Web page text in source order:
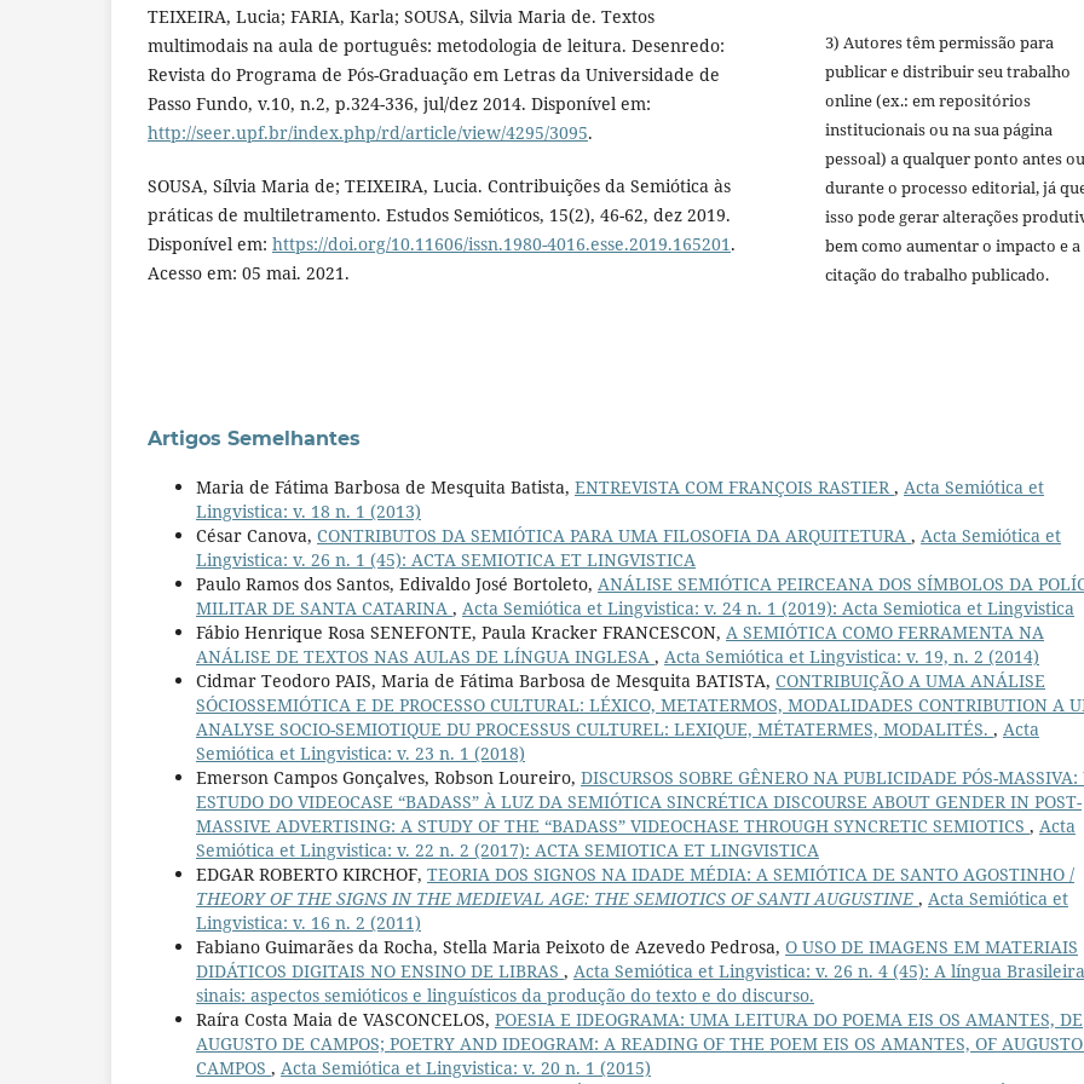
TEIXEIRA, Lucia; FARIA, Karla; SOUSA, Silvia Maria de. Textos
multimodais na aula de português: metodologia de leitura. Desenredo:
Revista do Programa de Pós-Graduação em Letras da Universidade de
Passo Fundo, v.10, n.2, p.324-336, jul/dez 2014. Disponível em:
http://seer.upf.br/index.php/rd/article/view/4295/3095.
SOUSA, Sílvia Maria de; TEIXEIRA, Lucia. Contribuições da Semiótica às
práticas de multiletramento. Estudos Semióticos, 15(2), 46-62, dez 2019.
Disponível em: https://doi.org/10.11606/issn.1980-4016.esse.2019.165201 .
Acesso em: 05 mai. 2021.
3) Autores têm permissão para
publicar e distribuir seu trabalho
online (ex.: em repositórios
institucionais ou na sua página
pessoal) a qualquer ponto antes ou
durante o processo editorial, já
isso pode gerar alterações
bem como aumentar o impacto e a
citação do trabalho publicado.
Artigos Semelhantes
Maria de Fátima Barbosa de Mesquita Batista, ENTREVISTA COM FRANÇOIS RASTIER , Acta Semiótica et
Lingvistica: v. 18 n. 1 (2013)
César Canova, CONTRIBUTOS DA SEMIÓTICA PARA UMA FILOSOFIA DA ARQUITETURA , Acta Semiótica et
Lingvistica: v. 26 n. 1 (45): ACTA SEMIOTICA ET LINGVISTICA
Paulo Ramos dos Santos, Edivaldo José Bortoleto, ANÁLISE SEMIÓTICA PEIRCEANA DOS SÍMBOLOS DA
MILITAR DE SANTA CATARINA , Acta Semiótica et Lingvistica: v. 24 n. 1 (2019): Acta Semiotica et Lingvistica
Fábio Henrique Rosa SENEFONTE, Paula Kracker FRANCESCON, A SEMIÓTICA COMO FERRAMENTA NA
ANÁLISE DE TEXTOS NAS AULAS DE LÍNGUA INGLESA , Acta Semiótica et Lingvistica: v. 19, n. 2 (2014)
Cidmar Teodoro PAIS, Maria de Fátima Barbosa de Mesquita BATISTA, CONTRIBUIÇÃO A UMA ANÁLISE
SÓCIOSSEMIÓTICA E DE PROCESSO CULTURAL: LÉXICO, METATERMOS, MODALIDADES CONTRIBUTION A
ANALYSE SOCIO-SEMIOTIQUE DU PROCESSUS CULTUREL: LEXIQUE, MÉTATERMES, MODALITÉS. , Acta
Semiótica et Lingvistica: v. 23 n. 1 (2018)
Emerson Campos Gonçalves, Robson Loureiro, DISCURSOS SOBRE GÊNERO NA PUBLICIDADE PÓS-
ESTUDO DO VIDEOCASE “BADASS” À LUZ DA SEMIÓTICA SINCRÉTICA DISCOURSE ABOUT GENDER IN POST-
MASSIVE ADVERTISING: A STUDY OF THE “BADASS” VIDEOCHASE THROUGH SYNCRETIC SEMIOTICS , Acta
Semiótica et Lingvistica: v. 22 n. 2 (2017): ACTA SEMIOTICA ET LINGVISTICA
EDGAR ROBERTO KIRCHOF, TEORIA DOS SIGNOS NA IDADE MÉDIA: A SEMIÓTICA DE SANTO AGOSTINHO /
THEORY OF THE SIGNS IN THE MEDIEVAL AGE: THE SEMIOTICS OF SANTI AUGUSTINE , Acta Semiótica et
Lingvistica: v. 16 n. 2 (2011)
Fabiano Guimarães da Rocha, Stella Maria Peixoto de Azevedo Pedrosa, O USO DE IMAGENS EM MATERIAIS
DIDÁTICOS DIGITAIS NO ENSINO DE LIBRAS , Acta Semiótica et Lingvistica: v. 26 n. 4 (45): A língua
sinais: aspectos semióticos e linguísticos da produção do texto e do discurso.
Raíra Costa Maia de VASCONCELOS, POESIA E IDEOGRAMA: UMA LEITURA DO POEMA EIS OS AMANTES, DE
AUGUSTO DE CAMPOS; POETRY AND IDEOGRAM: A READING OF THE POEM EIS OS AMANTES, OF
CAMPOS , Acta Semiótica et Lingvistica: v. 20 n. 1 (2015)